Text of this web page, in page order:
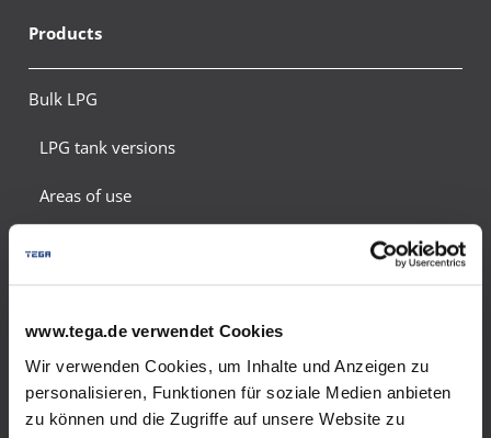
www.tega.de verwendet Cookies
Wir verwenden Cookies, um Inhalte und Anzeigen zu
personalisieren, Funktionen für soziale Medien anbieten
zu können und die Zugriffe auf unsere Website zu
Products
Bulk LPG
LPG tank versions
Areas of use
Energy saving tips
Safety and environmental protection
Meter calculation